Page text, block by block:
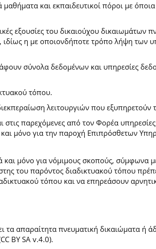
και εκπαιδευτικοί πόροι με
εξουσίες του δικαιούχου δικαιωμάτων
η με οποιονδήποτε τρόπο λήψη των
σύνολα δεδομένων και υπηρεσίες
τόπου.
λειτουργιών που εξυπηρετούν
στις παρεχόμενες από τον Φορέα
μόνο για την παροχή Επιπρόσθετων
και μόνο για νόμιμους σκοπούς,
του παρόντος διαδικτυακού τόπου
τόπου και να επηρεάσουν
απαραίτητα πνευματική δικαιώματα ή
BY SA v.4.0).